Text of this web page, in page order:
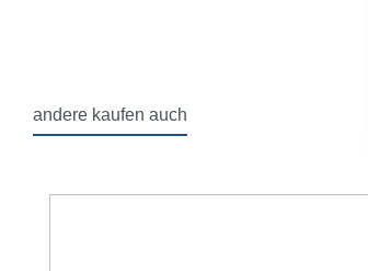
andere kaufen auch